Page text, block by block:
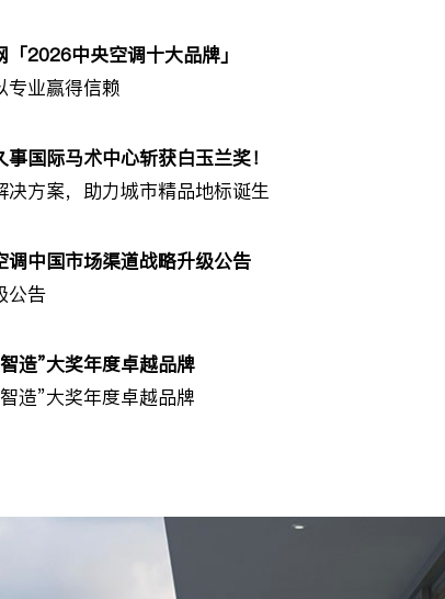
2026中央空调十大品牌」
专业赢得信赖
国际马术中心斩获白玉兰奖！
方案，助力城市精品地标诞生
中国市场渠道战略升级公告
公告
造”大奖年度卓越品牌
造”大奖年度卓越品牌